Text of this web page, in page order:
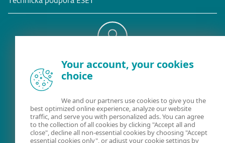
Existujúci zákazník?
Kontaktujte nás
02/322 44 444(pracovné dni 8:00 - 18:30)
Your account, your cookies
choice
We and our partners use cookies to give you the
best optimized online experience, analyze our website
traffic, and serve you with personalized ads. You can agree
to the collection of all cookies by clicking "Accept all and
close", decline all non-essential cookies by choosing "Accept
essential cookies only", or adjust your cookie settings by